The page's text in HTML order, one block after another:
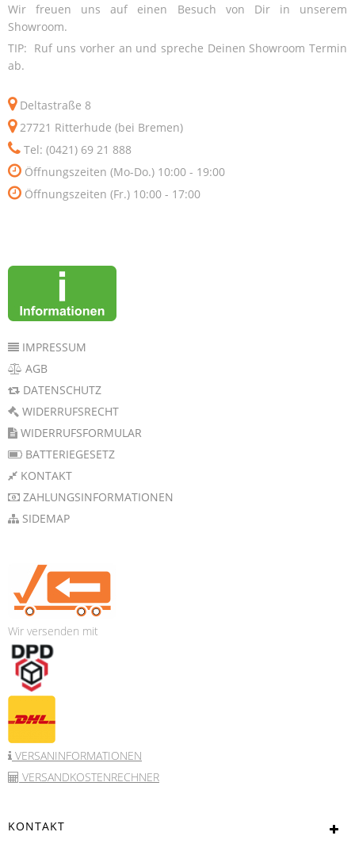
Wir freuen uns auf einen Besuch von Dir in unserem
Showroom.
TIP: Ruf uns vorher an und spreche Deinen Showroom Termin
ab.
Deltastraße 8
27721 Ritterhude (bei Bremen)
Tel: (0421) 69 21 888
Öffnungszeiten (Mo-Do.) 10:00 - 19:00
Öffnungszeiten (Fr.) 10:00 - 17:00
IMPRESSUM
AGB
DATENSCHUTZ
WIDERRUFSRECHT
WIDERRUFSFORMULAR
BATTERIEGESETZ
KONTAKT
ZAHLUNGSINFORMATIONEN
SIDEMAP
Wir versenden mit
VERSANINFORMATIONEN
VERSANDKOSTENRECHNER
KONTAKT